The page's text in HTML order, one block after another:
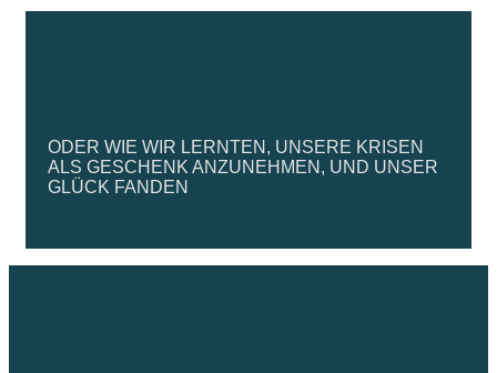
ODER WIE WIR LERNTEN, UNSERE KRISEN
ALS GESCHENK ANZUNEHMEN, UND UNSER
GLÜCK FANDEN